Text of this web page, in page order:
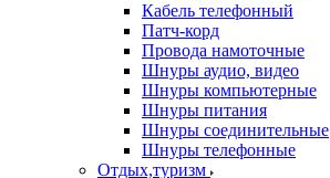
Кабель телефонный
Патч-корд
Провода намоточные
Шнуры аудио, видео
Шнуры компьютерные
Шнуры питания
Шнуры соединительные
Шнуры телефонные
Отдых,туризм